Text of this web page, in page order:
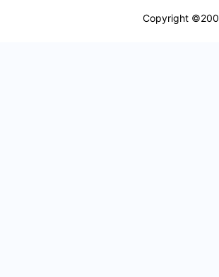
Copyright